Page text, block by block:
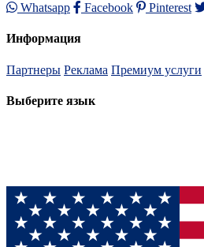
Whatsapp Facebook Pinterest
Информация
Партнеры Реклама Премиум услуги
Выберите язык